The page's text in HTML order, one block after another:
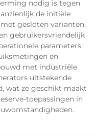
nodig is tegen
de initiële
gesloten varianten.
gebruikersvriendelijk
parameters
en
met industriële
uitstekende
wat ze geschikt maakt
toepassingen in